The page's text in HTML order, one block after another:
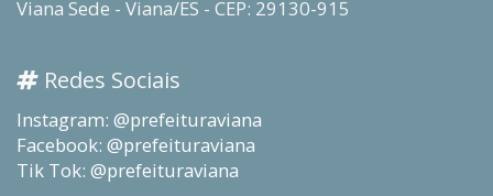
Viana Sede - Viana/ES - CEP: 29130-915
Redes Sociais
Instagram: @prefeituraviana
Facebook: @prefeituraviana
Tik Tok: @prefeituraviana